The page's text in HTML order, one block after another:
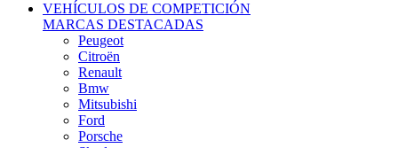
VEHÍCULOS DE COMPETICIÓN
MARCAS DESTACADAS
Peugeot
Citroën
Renault
Bmw
Mitsubishi
Ford
Porsche